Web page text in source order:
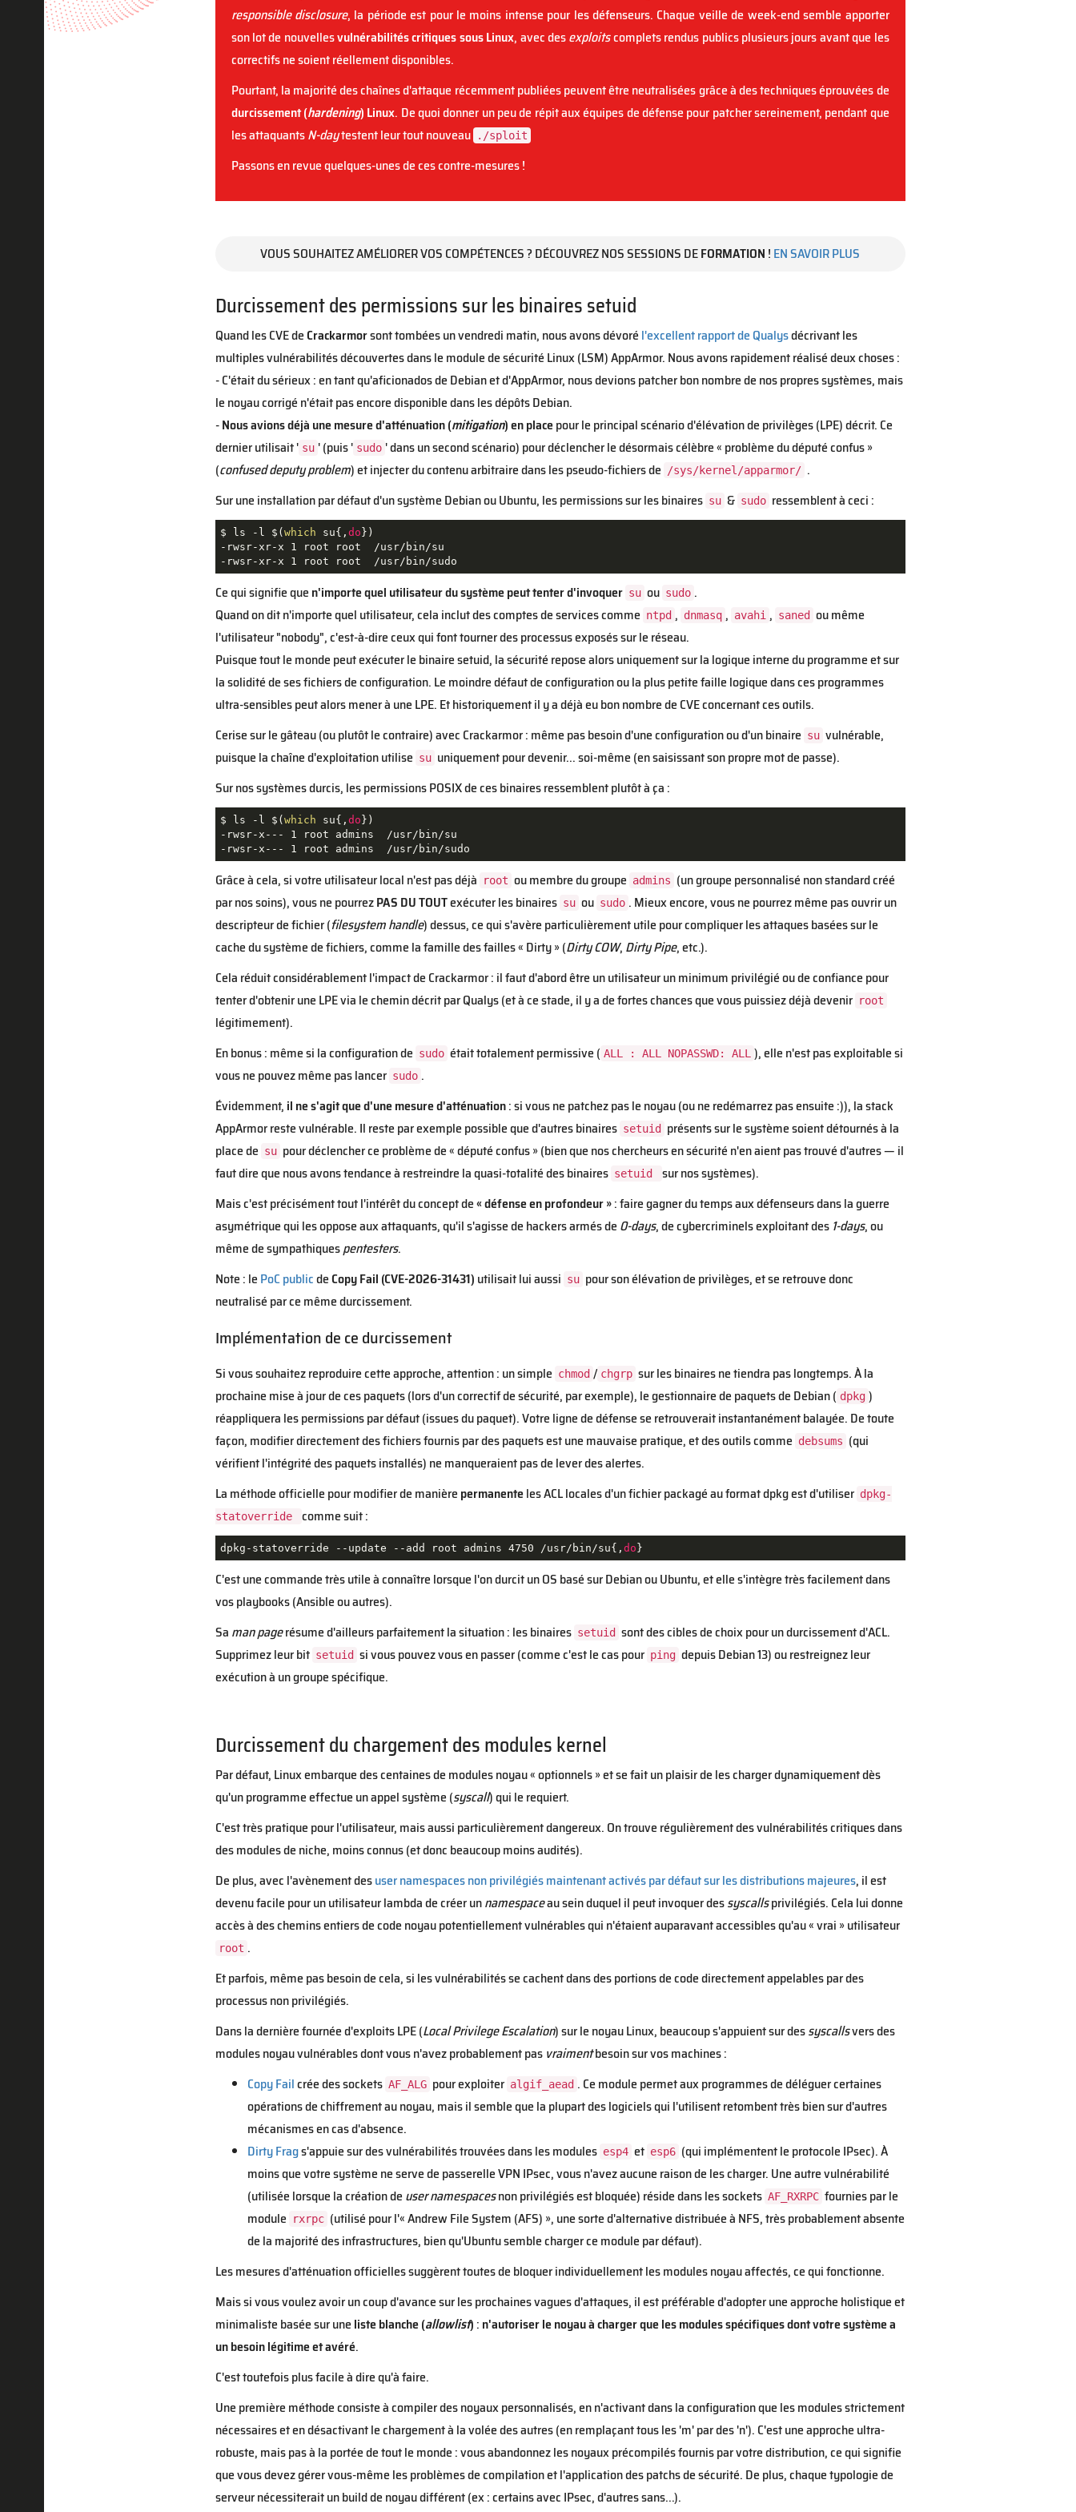
responsible disclosure, la période est pour le moins intense pour les défenseurs. Chaque veille de week-end semble apporter
son lot de nouvellesvulnérabilités critiques sous Linux, avec desexploitscomplets rendus publics plusieurs jours avant que les
correctifs ne soient réellement disponibles.
Pourtant, la majorité des chaînes d'attaque récemment publiées peuvent être neutralisées grâce à des techniques éprouvées de
durcissement (hardening) Linux. De quoi donner un peu de répit aux équipes de défense pour patcher sereinement, pendant que
les attaquantsN-daytestent leur tout nouveau ./sploit
Passons en revue quelques-unes de ces contre-mesures !
VOUS SOUHAITEZ AMÉLIORER VOS COMPÉTENCES ? DÉCOUVREZ NOS SESSIONS DEFORMATION ! EN SAVOIR PLUS
Durcissement des permissions sur les binaires setuid
Quand les CVE deCrackarmorsont tombées un vendredi matin, nous avons dévoré l'excellent rapport de Qualysdécrivant les
multiples vulnérabilités découvertes dans le module de sécurité Linux (LSM) AppArmor. Nous avons rapidement réalisé deux choses :
- C'était du sérieux : en tant qu'aficionados de Debian et d'AppArmor, nous devions patcher bon nombre de nos propres systèmes, mais
le noyau corrigé n'était pas encore disponible dans les dépôts Debian.
-Nous avions déjà une mesure d'atténuation (mitigation) en placepour le principal scénario d'élévation de privilèges (LPE) décrit. Ce
dernier utilisait ' su ' (puis ' sudo ' dans un second scénario) pour déclencher le désormais célèbre « problème du député confus »
(confused deputy problem) et injecter du contenu arbitraire dans les pseudo-fichiers de /sys/kernel/apparmor/ .
Sur une installation par défaut d'un système Debian ou Ubuntu, les permissions sur les binaires su & sudo ressemblent à ceci :
$ ls -l $(which su{, do})
-rwsr-xr-x 1 root root  /usr/bin/su
-rwsr-xr-x 1 root root  /usr/bin/sudo
Ce qui signifie que n'importe quel utilisateurdu système peut tenter d'invoquer su ou sudo .
Quand on dit n'importe quel utilisateur, cela inclut des comptes de services comme ntpd , dnmasq , avahi , saned ou même
l'utilisateur "nobody", c'est-à-dire ceux qui font tourner des processus exposés sur le réseau.
Puisque tout le monde peut exécuter le binaire setuid, la sécurité repose alors uniquement sur la logique interne du programme et sur
la solidité de ses fichiers de configuration. Le moindre défaut de configuration ou la plus petite faille logique dans ces programmes
ultra-sensibles peut alors mener à une LPE. Et historiquement il y a déjà eu bon nombre de CVE concernant ces outils.
Cerise sur le gâteau (ou plutôt le contraire) avec Crackarmor : même pas besoin d'une configuration ou d'un binaire su vulnérable,
puisque la chaîne d'exploitation utilise su uniquement pour devenir... soi-même (en saisissant son propre mot de passe).
Sur nos systèmes durcis, les permissions POSIX de ces binaires ressemblent plutôt à ça :
$ ls -l $(which su{, do})
-rwsr-x--- 1 root admins  /usr/bin/su
-rwsr-x--- 1 root admins  /usr/bin/sudo
Grâce à cela, si votre utilisateur local n'est pas déjà root ou membre du groupe admins (un groupe personnalisé non standard créé
par nos soins), vous ne pourrezPAS DU TOUTexécuter les binaires su ou sudo . Mieux encore, vous ne pourrez même pas ouvrir un
descripteur de fichier (filesystem handle) dessus, ce qui s'avère particulièrement utile pour compliquer les attaques basées sur le
cache du système de fichiers, comme la famille des failles « Dirty » (Dirty COW, Dirty Pipe, etc.).
Cela réduit considérablement l'impact de Crackarmor : il faut d'abord être un utilisateur un minimum privilégié ou de confiance pour
tenter d'obtenir une LPE via le chemin décrit par Qualys (et à ce stade, il y a de fortes chances que vous puissiez déjà devenir root
légitimement).
En bonus : même si la configuration de sudo était totalement permissive ( ALL : ALL NOPASSWD: ALL ), elle n'est pas exploitable si
vous ne pouvez même pas lancer sudo .
Évidemment, il ne s'agit que d'une mesure d'atténuation: si vous ne patchez pas le noyau (ou ne redémarrez pas ensuite :)), la stack
AppArmor reste vulnérable. Il reste par exemple possible que d'autres binaires setuid
présents sur le système soient détournés à la
place de su pour déclencher ce problème de « député confus » (bien que nos chercheurs en sécurité n'en aient pas trouvé d'autres — il
faut dire que nous avons tendance à restreindre la quasi-totalité des binaires setuid
sur nos systèmes).
Mais c'est précisément tout l'intérêt du concept de« défense en profondeur »: faire gagner du temps aux défenseurs dans la guerre
asymétrique qui les oppose aux attaquants, qu'il s'agisse de hackers armés de 0-days, de cybercriminels exploitant des 1-days, ou
même de sympathiquespentesters.
Note : le PoC publicdeCopy Fail (CVE-2026-31431) utilisait lui aussi su pour son élévation de privilèges, et se retrouve donc
neutralisé par ce même durcissement.
Implémentation de ce durcissement
Si vous souhaitez reproduire cette approche, attention : un simple chmod / chgrp sur les binaires ne tiendra pas longtemps. À la
prochaine mise à jour de ces paquets (lors d'un correctif de sécurité, par exemple), le gestionnaire de paquets de Debian ( dpkg )
réappliquera les permissions par défaut (issues du paquet). Votre ligne de défense se retrouverait instantanément balayée. De toute
façon, modifier directement des fichiers fournis par des paquets est une mauvaise pratique, et des outils comme debsums (qui
vérifient l'intégrité des paquets installés) ne manqueraient pas de lever des alertes.
La méthode officielle pour modifier de manière permanenteles ACL locales d'un fichier packagé au format dpkg est d'utiliser dpkg-
statoverride
comme suit :
dpkg-statoverride --update --add root admins 4750 /usr/bin/su{, do}
C'est une commande très utile à connaître lorsque l'on durcit un OS basé sur Debian ou Ubuntu, et elle s'intègre très facilement dans
vos playbooks (Ansible ou autres).
Sa man pagerésume d'ailleurs parfaitement la situation : les binaires setuid sont des cibles de choix pour un durcissement d'ACL.
Supprimez leur bit setuid si vous pouvez vous en passer (comme c'est le cas pour ping depuis Debian 13) ou restreignez leur
exécution à un groupe spécifique.
Durcissement du chargement des modules kernel
Par défaut, Linux embarque des centaines de modules noyau « optionnels » et se fait un plaisir de les charger dynamiquement dès
qu'un programme effectue un appel système (syscall) qui le requiert.
C'est très pratique pour l'utilisateur, mais aussi particulièrement dangereux. On trouve régulièrement des vulnérabilités critiques dans
des modules de niche, moins connus (et donc beaucoup moins audités).
De plus, avec l'avènement desuser namespaces non privilégiés maintenant activés par défaut sur les distributions majeures, il est
devenu facile pour un utilisateur lambda de créer unnamespaceau sein duquel il peut invoquer dessyscallsprivilégiés. Cela lui donne
accès à des chemins entiers de code noyau potentiellement vulnérables qui n'étaient auparavant accessibles qu'au « vrai » utilisateur
root .
Et parfois, même pas besoin de cela, si les vulnérabilités se cachent dans des portions de code directement appelables par des
processus non privilégiés.
Dans la dernière fournée d'exploits LPE (Local Privilege Escalation) sur le noyau Linux, beaucoup s'appuient sur dessyscallsvers des
modules noyau vulnérables dont vous n'avez probablement pas vraimentbesoin sur vos machines :
Copy Failcrée des sockets AF_ALG pour exploiter algif_aead . Ce module permet aux programmes de déléguer certaines
opérations de chiffrement au noyau, mais il semble que la plupart des logiciels qui l'utilisent retombent très bien sur d'autres
mécanismes en cas d'absence.
Dirty Frags'appuie sur des vulnérabilités trouvées dans les modules esp4 et esp6 (qui implémentent le protocole IPsec). À
moins que votre système ne serve de passerelle VPN IPsec, vous n'avez aucune raison de les charger. Une autre vulnérabilité
(utilisée lorsque la création de user namespacesnon privilégiés est bloquée) réside dans les sockets AF_RXRPC fournies par le
module
rxrpc (utilisé pour l'« Andrew File System (AFS) », une sorte d'alternative distribuée à NFS, très probablement absente
de la majorité des infrastructures, bien qu'Ubuntu semble charger ce module par défaut).
Les mesures d'atténuation officielles suggèrent toutes de bloquer individuellement les modules noyau affectés, ce qui fonctionne.
Mais si vous voulez avoir un coup d'avance sur les prochaines vagues d'attaques, il est préférable d'adopter une approche holistique et
minimaliste basée sur une liste blanche (allowlist) : n'autoriser le noyau à charger que les modules spécifiques dont votre système a
un besoin légitime et avéré.
C'est toutefois plus facile à dire qu'à faire.
Une première méthode consiste à compiler des noyaux personnalisés, en n'activant dans la configuration que les modules strictement
nécessaires et en désactivant le chargement à la volée des autres (en remplaçant tous les 'm' par des 'n'). C'est une approche ultra-
robuste, mais pas à la portée de tout le monde : vous abandonnez les noyaux précompilés fournis par votre distribution, ce qui signifie
que vous devez gérer vous-même les problèmes de compilation et l'application des patchs de sécurité. De plus, chaque typologie de
serveur nécessiterait un build de noyau différent (ex : certains avec IPsec, d'autres sans...).